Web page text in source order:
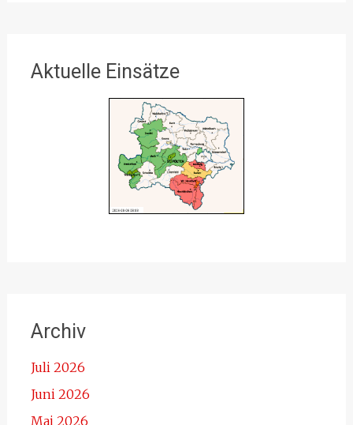
Aktuelle Einsätze
Archiv
Juli 2026
Juni 2026
Mai 2026